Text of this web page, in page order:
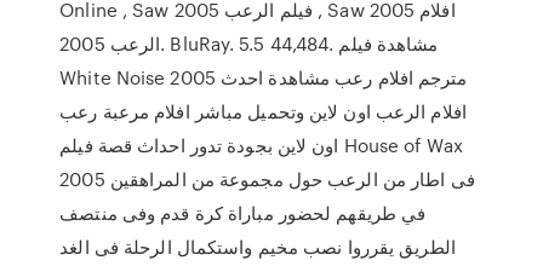
Online , Saw 2005 فيلم الرعب , Saw 2005 افلام
الرعب 2005. BluRay. 5.5 44,484. مشاهدة فيلم
White Noise 2005 مترجم افلام رعب مشاهدة احدث
افلام الرعب اون لاين وتحميل مباشر افلام مرعبة رعب
اون لاين بجودة تدور احداث قصة فيلم House of Wax
2005 فى اطار من الرعب حول مجموعة من المراهقين
في طريقهم لحضور مباراة كرة قدم وفى منتصف
الطريق يقرروا نصب مخيم واستكمال الرحلة فى الغد